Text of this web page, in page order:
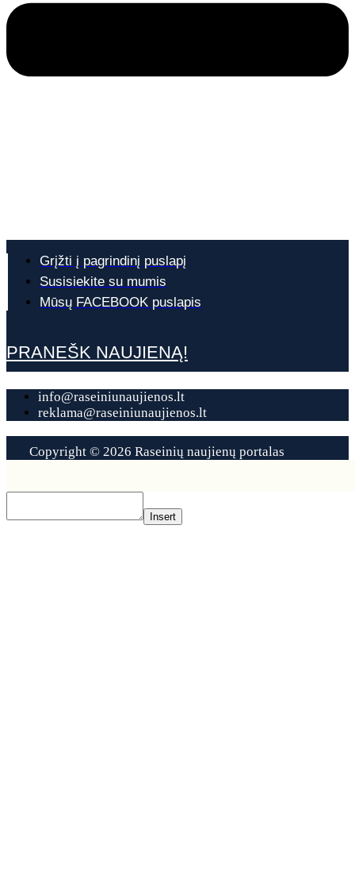
Grįžti į pagrindinį puslapį
Susisiekite su mumis
Mūsų FACEBOOK puslapis
PRANEŠK NAUJIENĄ!
info@raseiniunaujienos.lt
reklama@raseiniunaujienos.lt
Copyright © 2026 Raseinių naujienų portalas
Contact
Insert